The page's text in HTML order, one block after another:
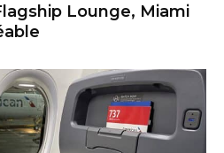
Lounge, Miami